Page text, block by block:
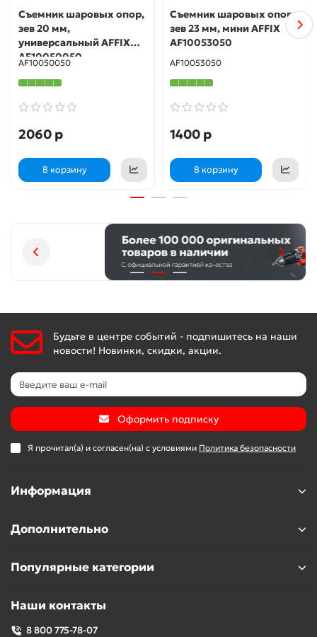
Съемник шаровых опор,
зев 20 мм,
универсальный AFFIX
AF10050050
AF10050050
2060 р
В корзину
Съемник шаровых опор,
зев 23 мм, мини AFFIX
AF10053050
AF10053050
1400 р
В корзину
Будьте в центре событий - подпишитесь на наши
новости! Новинки, скидки, акции.
Оформить подписку
Я прочитал(а) и согласен(на) с условиями Политика безопасности
Информация
Дополнительно
Популярные категории
Наши контакты
8 800 775-78-07